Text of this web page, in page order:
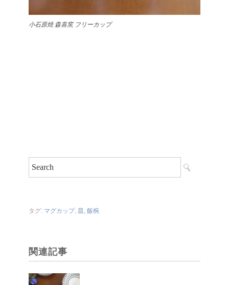
小石原焼 森喜窯 フリーカップ
タグ: マグカップ, 皿 飯椀
関連記事